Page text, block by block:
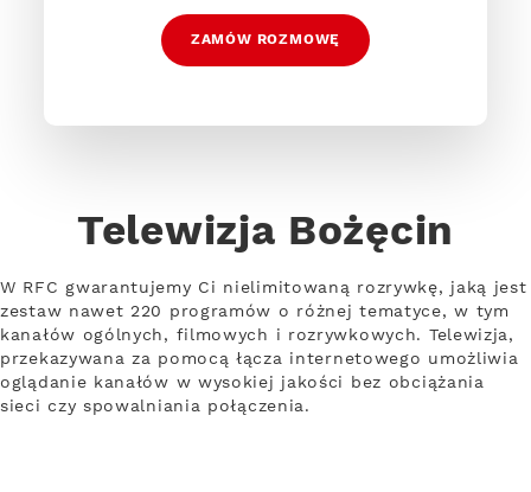
ZAMÓW ROZMOWĘ
Telewizja Bożęcin
W RFC gwarantujemy Ci nielimitowaną rozrywkę, jaką jest
zestaw nawet 220 programów o różnej tematyce, w tym
kanałów ogólnych, filmowych i rozrywkowych. Telewizja,
przekazywana za pomocą łącza internetowego umożliwia
oglądanie kanałów w wysokiej jakości bez obciążania
sieci czy spowalniania połączenia.